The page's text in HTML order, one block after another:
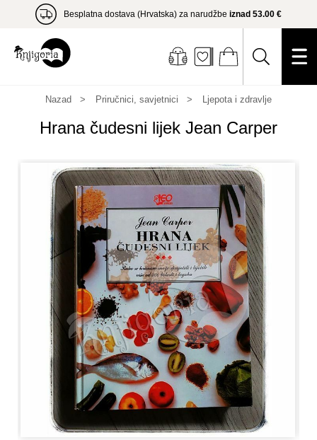
Besplatna dostava (Hrvatska) za narudžbe iznad 53.00 €
Nazad Priručnici, savjetnici Ljepota i zdravlje
Hrana čudesni lijek Jean Carper